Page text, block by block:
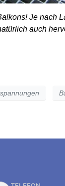
Je nach
auch